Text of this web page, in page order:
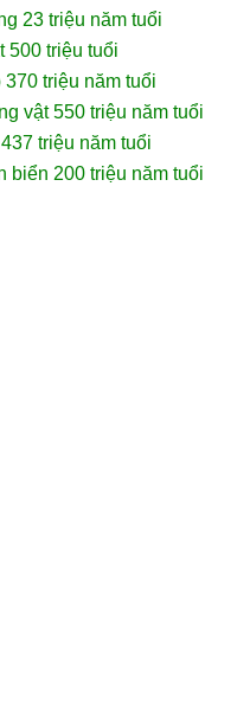
23 triệu năm tuổi
500 triệu tuổi
triệu năm tuổi
vật 550 triệu năm tuổi
triệu năm tuổi
biển 200 triệu năm tuổi